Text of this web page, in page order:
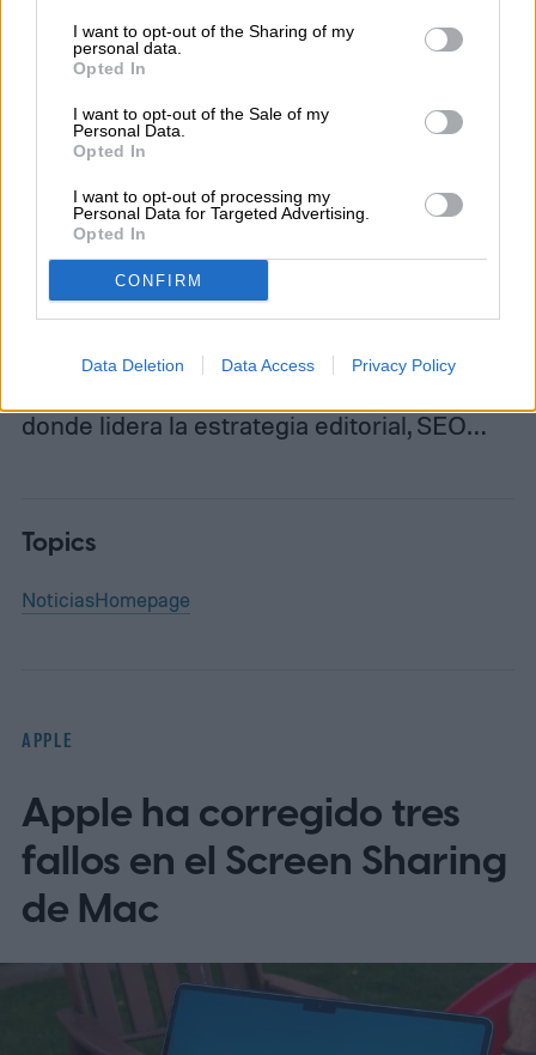
I want to opt-out of the Sharing of my
personal data.
Opted In
I want to opt-out of the Sale of my
Personal Data.
Opted In
I want to opt-out of processing my
Personal Data for Targeted Advertising.
Opted In
CONFIRM
Data Deletion Data Access Privacy Policy
simplemente ya no necesita ocultar un
módulo de Face ID detrás.
Diego Bastarrica
Diego Bastarrica es Senior Editor y Head of
donde lidera la estrategia editorial, SEO…
Topics
NoticiasHomepage
APPLE
Apple ha corregido tres
fallos en el Screen Sharing
de Mac